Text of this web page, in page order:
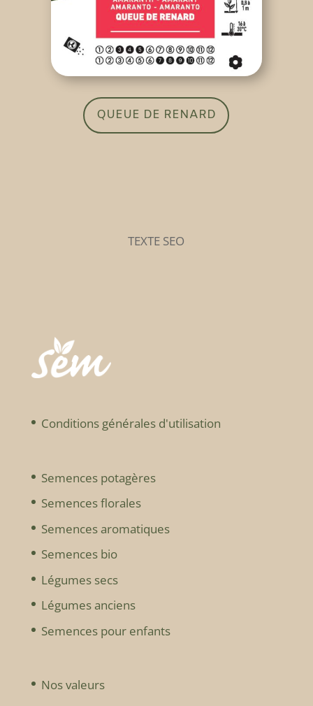
QUEUE DE RENARD
TEXTE SEO
Conditions générales d'utilisation
Semences potagères
Semences florales
Semences aromatiques
Semences bio
Légumes secs
Légumes anciens
Semences pour enfants
Nos valeurs